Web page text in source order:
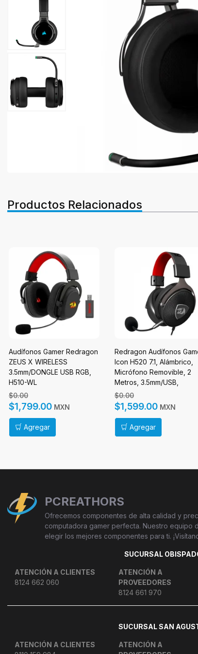
Productos Relacionados
Audífonos Gamer Redragon
ZEUS X WIRELESS
3.5mm/DONGLE USB RGB,
H510-WL
$0.00
$1,799.00 MXN
Agregar
Redragon Audífonos
Icon H520 7.1, Alámbrico,
Micrófono Removible, 2
Metros, 3.5mm/USB,
Negro/Rojo
$0.00
$1,599.00 MXN
Agregar
PCREATHORS
Ofrecemos componentes de alta calidad y
computadora gamer perfecta. Nuestro equipo
elegir los mejores componentes para ti.
SUCURSAL
ATENCIÓN A CLIENTES
8124 662 060
ATENCIÓN A
PROVEEDORES
8124 661 970
SUCURSAL SAN
ATENCIÓN A CLIENTES
ATENCIÓN A